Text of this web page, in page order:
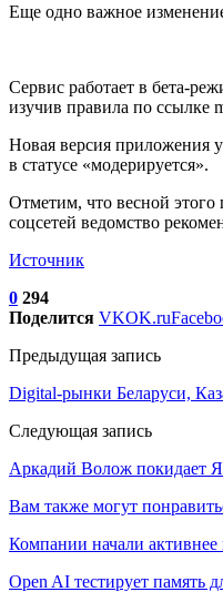
Еще одно важное
Сервис работает в бета-
изучив правила по ссылке
Новая версия приложения
в статусе «модерируется».
Отметим, что весной
соцсетей ведомство
Источник
0 294
Поделится VKOK.ru
Предыдущая запись
Digital-рынки Беларуси,
Следующая запись
Аркадий Волож покидает
Вам также могут
Компании начали активнее
Open AI тестирует память